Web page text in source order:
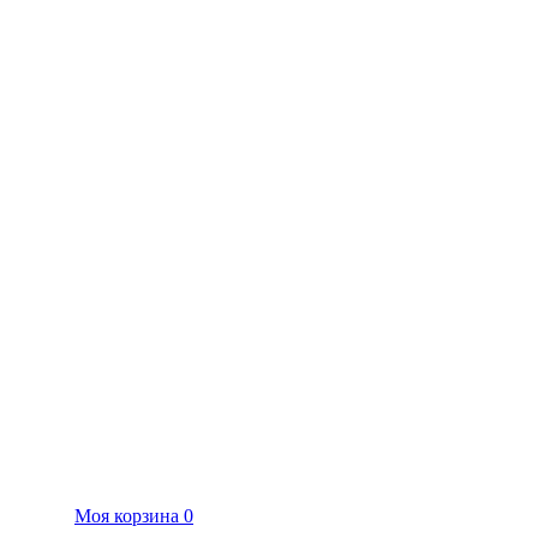
Моя корзина 0